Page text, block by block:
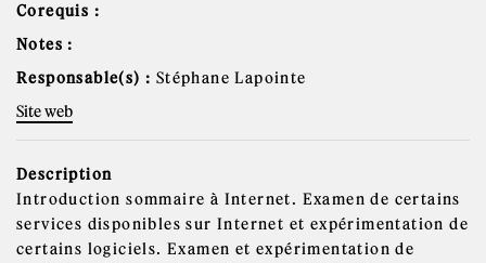
Corequis :
Notes :
Responsable(s) : Stéphane Lapointe
Site web
Description
Introduction sommaire à Internet. Examen de certains
services disponibles sur Internet et expérimentation de
certains logiciels. Examen et expérimentation de